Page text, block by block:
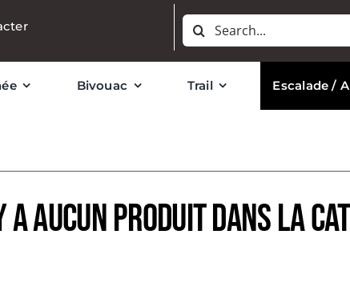
Rechercher:
Bivouac Trail Escalade /
a aucun produit dans la